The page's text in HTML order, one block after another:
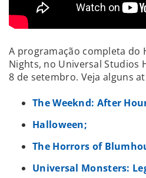
A programação completa do
Nights, no Universal Studios
8 de setembro. Veja alguns
The Weeknd: After
Halloween;
The Horrors of
Universal Monsters: